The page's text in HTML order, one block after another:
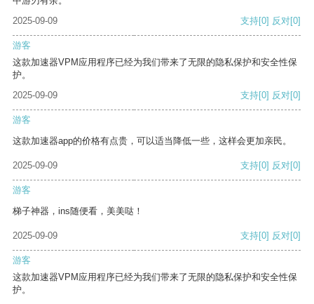
2025-09-09
支持[0] 反对[0]
游客
这款加速器VPM应用程序已经为我们带来了无限的隐私保护和安全性保
护。
2025-09-09
支持[0] 反对[0]
游客
这款加速器app的价格有点贵，可以适当降低一些，这样会更加亲民。
2025-09-09 支持[0] 反对[0]
游客
梯子神器，ins随便看，美美哒！
2025-09-09 支持[0] 反对[0]
游客
这款加速器VPM应用程序已经为我们带来了无限的隐私保护和安全性保
护。